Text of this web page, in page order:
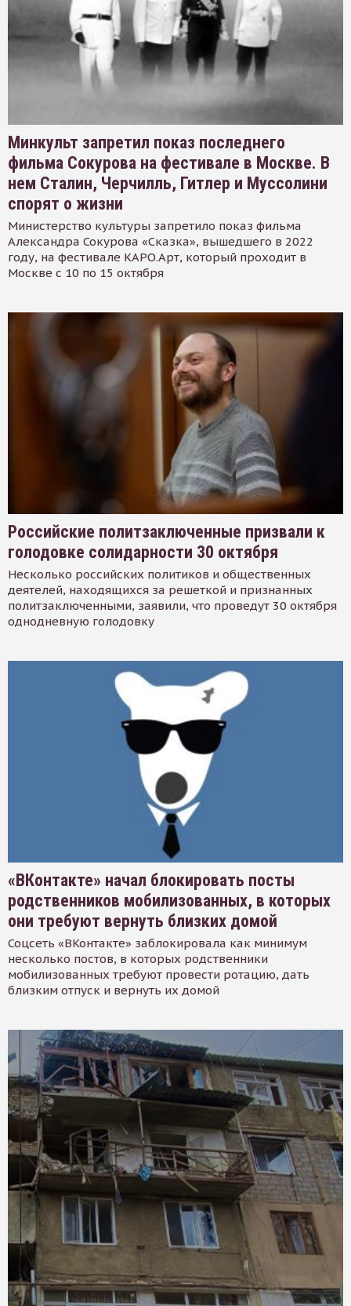
Минкульт запретил показ последнего
фильма Сокурова на фестивале в Москве. В
нем Сталин, Черчилль, Гитлер и Муссолини
спорят о жизни
Министерство культуры запретило показ фильма
Александра Сокурова «Сказка», вышедшего в 2022
году, на фестивале КАРО.Арт, который проходит в
Москве с 10 по 15 октября
Российские политзаключенные призвали к
голодовке солидарности 30 октября
Несколько российских политиков и общественных
деятелей, находящихся за решеткой и признанных
политзаключенными, заявили, что проведут 30 октября
однодневную голодовку
«ВКонтакте» начал блокировать посты
родственников мобилизованных, в которых
они требуют вернуть близких домой
Соцсеть «ВКонтакте» заблокировала как минимум
несколько постов, в которых родственники
мобилизованных требуют провести ротацию, дать
близким отпуск и вернуть их домой